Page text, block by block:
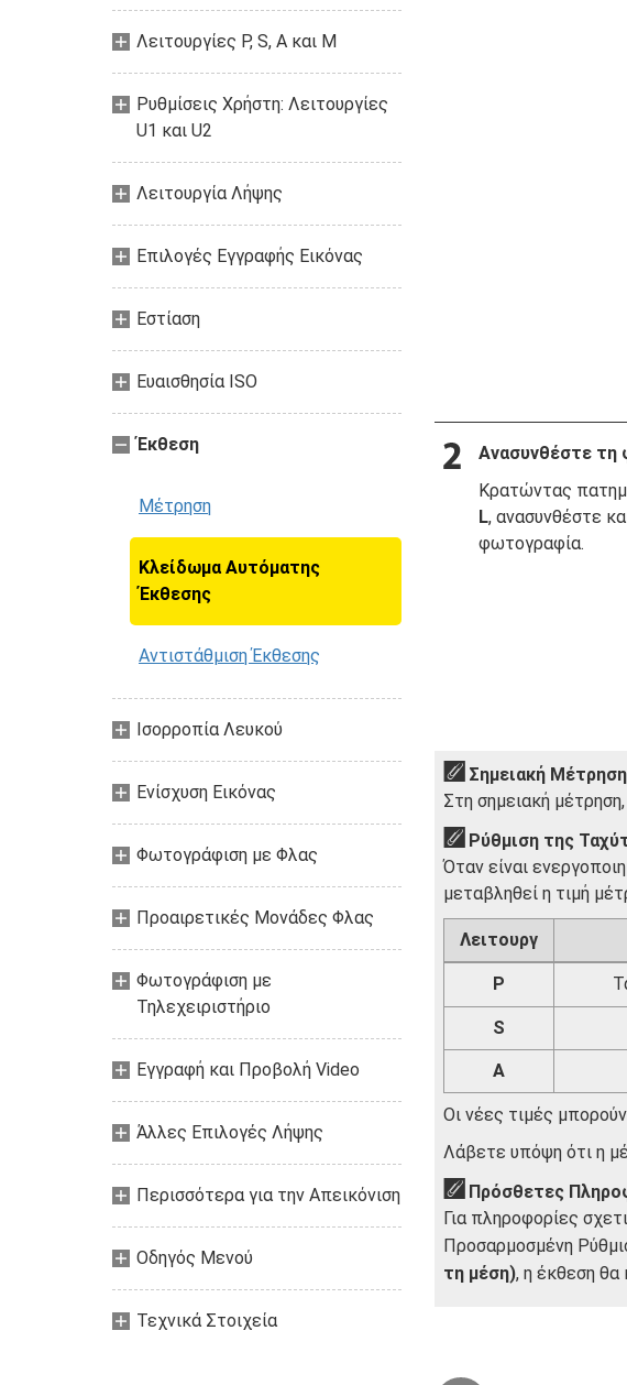
Λειτουργίες P, S, A και M
Ρυθμίσεις Χρήστη: Λειτουργίες
U1 και U2
Λειτουργία Λήψης
Επιλογές Εγγραφής Εικόνας
Εστίαση
Ευαισθησία ISO
Έκθεση
Μέτρηση
Κλείδωμα Αυτόματης
Έκθεσης
Αντιστάθμιση Έκθεσης
Ισορροπία Λευκού
Ενίσχυση Εικόνας
Φωτογράφιση με Φλας
Προαιρετικές Μονάδες Φλας
Φωτογράφιση με
Τηλεχειριστήριο
Εγγραφή και Προβολή Video
Άλλες Επιλογές Λήψης
Περισσότερα για την Απεικόνιση
Οδηγός Mενού
Τεχνικά Στοιχεία
Ανασυνθέστε τη
Κρατώντας
L, ανασυνθέστε
φωτογραφία.
Σημειακή Μέτρηση
Στη σημειακή
Ρύθμιση της
Όταν είναι
μεταβληθεί η τιμή
Λειτουργ
P
S
A
Οι νέες τιμές
Λάβετε υπόψη ότι η
Πρόσθετες
Για πληροφορίες
Προσαρμοσμένη
τη μέση), η έκθεση θα